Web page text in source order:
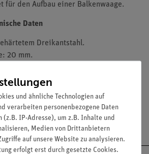
für den Aufbau einer Balkenwaage.
Daten
Dreikantstahl.
20 mm.
ab 300,- €
und ähnliche Technologien auf
verarbeiten personenbezogene Daten
(z.B. IP-Adresse), um z.B. Inhalte und
Medien von Drittanbietern
auf unsere Website zu analysieren.
erfolgt erst durch gesetzte Cookies.